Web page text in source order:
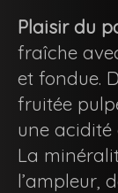
Plaisir du
fraîche
et fondue.
fruitée
une acidité
La
l’ampleur,